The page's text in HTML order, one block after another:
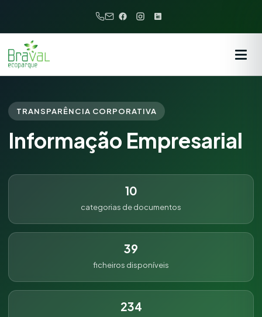
TRANSPARÊNCIA CORPORATIVA
Informação Empresarial
10
categorias de documentos
39
ficheiros disponíveis
234